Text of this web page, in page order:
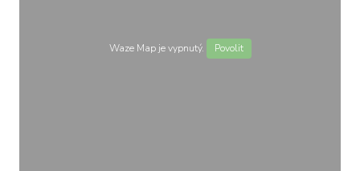
Waze Map je vypnutý. Povolit